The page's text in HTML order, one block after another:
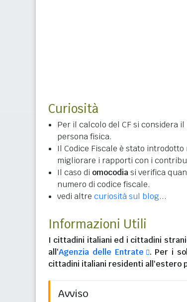
Curiosità
Per il calcolo del CF si considera
persona fisica.
Il Codice Fiscale è stato introdotto
migliorare i rapporti con i
Il caso di omocodiasi verifica
numero di codice fiscale.
vedi altre curiosità sul blog...
Informazioni Utili
I cittadini italiani ed i cittadini
all'Agenzia delle Entrate
. Per i
cittadini italiani residenti all'estero
Avviso